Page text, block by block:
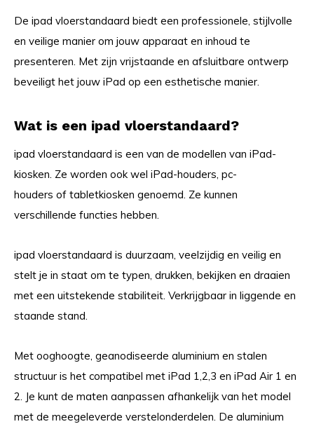
De ipad vloerstandaard biedt een professionele, stijlvolle
en veilige manier om jouw apparaat en inhoud te
presenteren. Met zijn vrijstaande en afsluitbare ontwerp
beveiligt het jouw iPad op een esthetische manier.
Wat is een ipad vloerstandaard?
ipad vloerstandaard is een van de modellen van iPad-
kiosken. Ze worden ook wel iPad-houders, pc-
houders of tabletkiosken genoemd. Ze kunnen
verschillende functies hebben.
ipad vloerstandaard is duurzaam, veelzijdig en veilig en
stelt je in staat om te typen, drukken, bekijken en draaien
met een uitstekende stabiliteit. Verkrijgbaar in liggende en
staande stand.
Met ooghoogte, geanodiseerde aluminium en stalen
structuur is het compatibel met iPad 1,2,3 en iPad Air 1 en
2. Je kunt de maten aanpassen afhankelijk van het model
met de meegeleverde verstelonderdelen. De aluminium